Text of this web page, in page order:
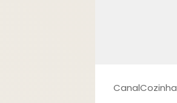
CanalCozinha